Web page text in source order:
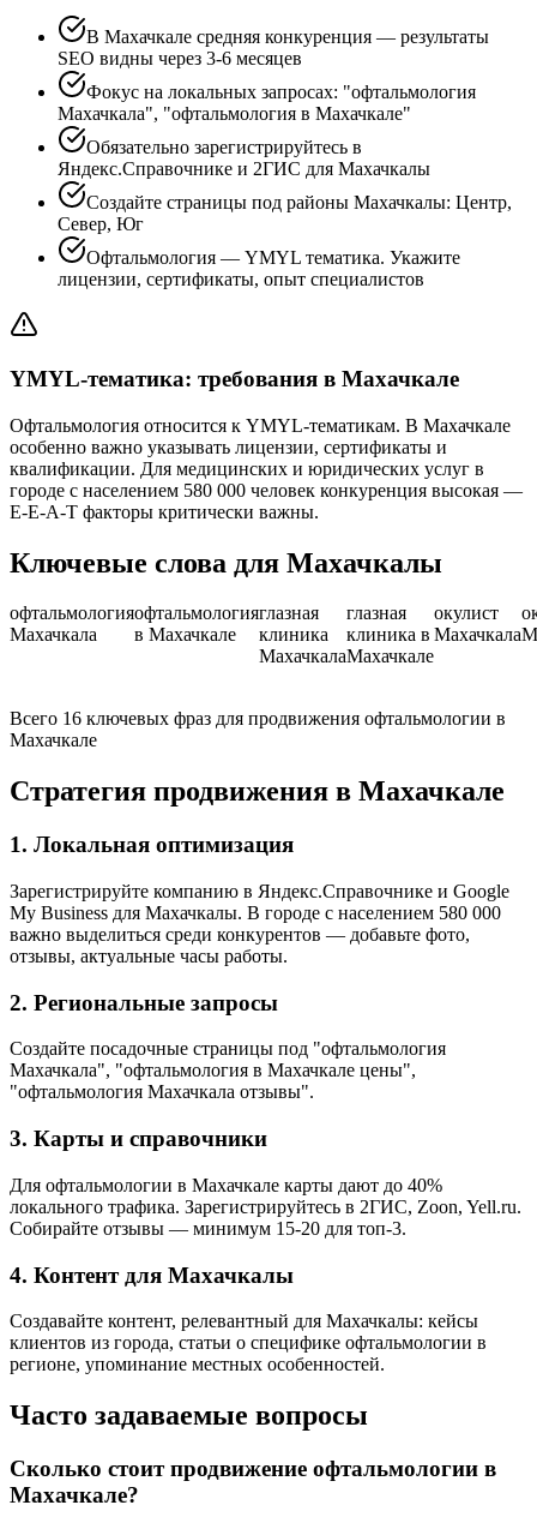
В Махачкале средняя конкуренция — результаты
SEO видны через 3-6 месяцев
Фокус на локальных запросах: "офтальмология
Махачкала", "офтальмология в Махачкале"
Обязательно зарегистрируйтесь в
Яндекс.Справочнике и 2ГИС для Махачкалы
Создайте страницы под районы Махачкалы: Центр,
Север, Юг
Офтальмология — YMYL тематика. Укажите
лицензии, сертификаты, опыт специалистов
YMYL-тематика: требования в Махачкале
Офтальмология относится к YMYL-тематикам. В Махачкале
особенно важно указывать лицензии, сертификаты и
квалификации. Для медицинских и юридических услуг в
городе с населением 580 000 человек конкуренция высокая —
E-E-A-T факторы критически важны.
Ключевые слова для Махачкалы
офтальмология
Махачкала
офтальмология
в Махачкале
глазная
клиника
Махачкала
глазная
клиника в
Махачкале
окулист
Махачкала
Всего 16 ключевых фраз для продвижения офтальмологии в
Махачкале
Стратегия продвижения в Махачкале
1. Локальная оптимизация
Зарегистрируйте компанию в Яндекс.Справочнике и Google
My Business для Махачкалы. В городе с населением 580 000
важно выделиться среди конкурентов — добавьте фото,
отзывы, актуальные часы работы.
2. Региональные запросы
Создайте посадочные страницы под "офтальмология
Махачкала", "офтальмология в Махачкале цены",
"офтальмология Махачкала отзывы".
3. Карты и справочники
Для офтальмологии в Махачкале карты дают до 40%
локального трафика. Зарегистрируйтесь в 2ГИС, Zoon, Yell.ru.
Собирайте отзывы — минимум 15-20 для топ-3.
4. Контент для Махачкалы
Создавайте контент, релевантный для Махачкалы: кейсы
клиентов из города, статьи о специфике офтальмологии в
регионе, упоминание местных особенностей.
Часто задаваемые вопросы
Сколько стоит продвижение офтальмологии в
Махачкале?